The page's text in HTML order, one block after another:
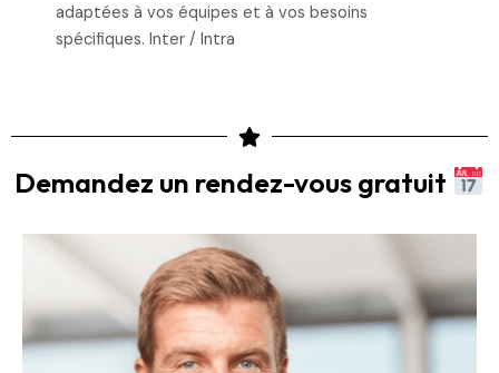
adaptées à vos équipes et à vos besoins
spécifiques. Inter / Intra
Demandez un rendez-vous gratuit